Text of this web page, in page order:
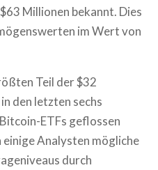
Millionen bekannt. Dies
im Wert von
Teil der $32
den letzten sechs
ETFs geflossen
Analysten mögliche
durch